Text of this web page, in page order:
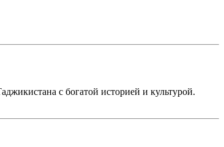
с богатой историей и культурой.